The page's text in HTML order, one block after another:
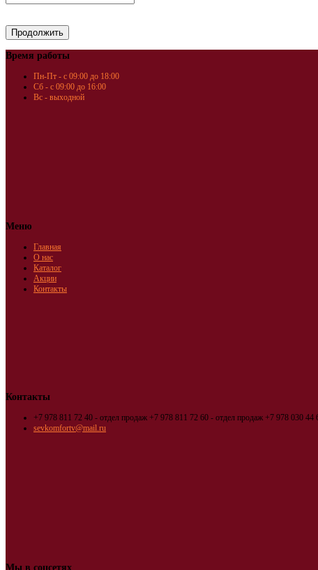
Время работы
Пн-Пт - с 09:00 до 18:00
Сб - с 09:00 до 16:00
Вс - выходной
Меню
Главная
О нас
Каталог
Акции
Контакты
Контакты
+7 978 811 72 40 - отдел продаж +7 978 811 72 60 - отдел продаж +7 978 030 44
sevkomfortv@mail.ru
Мы в соцсетях